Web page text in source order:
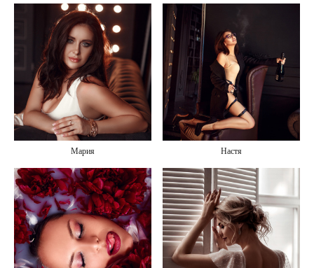
Мария Настя